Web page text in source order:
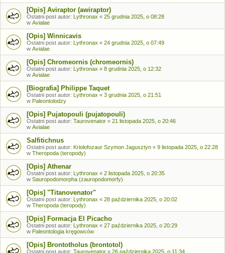
[Opis] Aviraptor (awiraptor)
Ostatni post autor: Lythronax « 25 grudnia 2025, o 08:28
w Avialae
[Opis] Winnicavis
Ostatni post autor: Lythronax « 24 grudnia 2025, o 07:49
w Avialae
[Opis] Chromeornis (chromeornis)
Ostatni post autor: Lythronax « 8 grudnia 2025, o 12:32
w Avialae
[Biografia] Philippe Taquet
Ostatni post autor: Lythronax « 3 grudnia 2025, o 21:51
w Paleontolodzy
[Opis] Pujatopouli (pujatopouli)
Ostatni post autor: Taurovenator « 21 listopada 2025, o 20:46
w Avialae
Salfitichnus
Ostatni post autor: Kriolofozaur Szymon Jagusztyn « 9 listopada 2025, o 22:28
w Theropoda (teropody)
[Opis] Athenar
Ostatni post autor: Lythronax « 2 listopada 2025, o 20:35
w Sauropodomorpha (zauropodomorfy)
[Opis] "Titanovenator"
Ostatni post autor: Lythronax « 28 października 2025, o 20:02
w Theropoda (teropody)
[Opis] Formacja El Picacho
Ostatni post autor: Lythronax « 27 października 2025, o 20:29
w Paleontologia kręgowców
[Opis] Brontotholus (brontotol)
Ostatni post autor: Taurovenator « 26 października 2025, o 11:34